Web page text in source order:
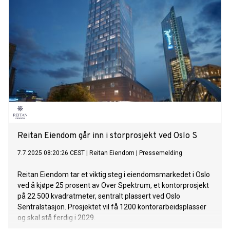
Reitan Eiendom går inn i storprosjekt ved Oslo S
7.7.2025 08:20:26 CEST Reitan Eiendom Pressemelding
Reitan Eiendom tar et viktig steg i eiendomsmarkedet i Oslo
ved å kjøpe 25 prosent av Over Spektrum, et kontorprosjekt
på 22 500 kvadratmeter, sentralt plassert ved Oslo
Sentralstasjon. Prosjektet vil få 1200 kontorarbeidsplasser
og skal stå ferdig i 2029.